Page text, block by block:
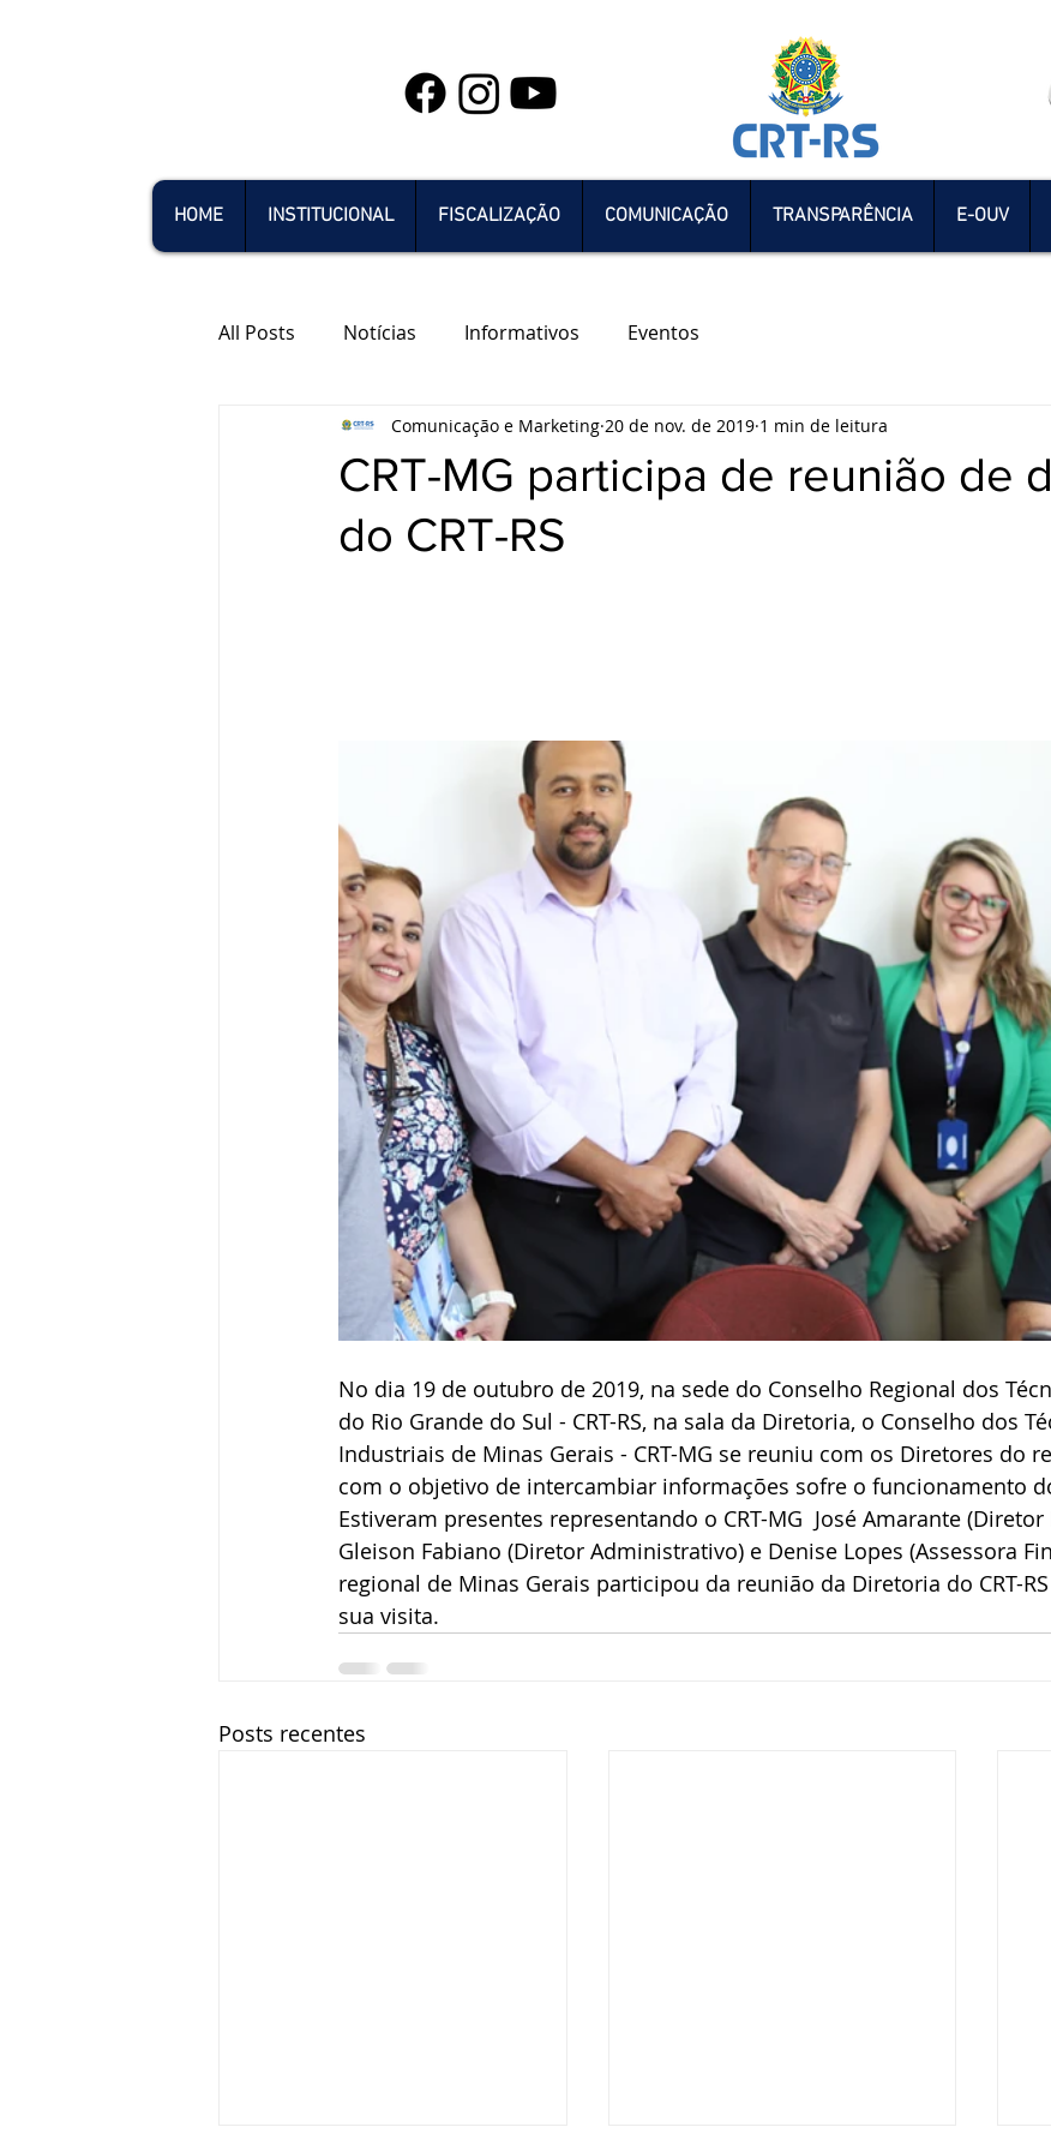
HOME INSTITUCIONAL FISCALIZAÇÃO COMUNICAÇÃO TRANSPARÊNCIA E-OUV
All Posts Notícias Informativos Eventos
CRT-MG participa de reunião de
do CRT-RS
Comunicação e Marketing 20 de nov. de 2019 1 min de leitura
No dia 19 de outubro de 2019, na sede do Conselho Regional dos
do Rio Grande do Sul - CRT-RS, na sala da Diretoria, o Conselho dos
Industriais de Minas Gerais - CRT-MG se reuniu com os Diretores do
com o objetivo de intercambiar informações sofre o funcionamento
Estiveram presentes representando o CRT-MG  José Amarante (Diretor
Gleison Fabiano (Diretor Administrativo) e Denise Lopes (Assessora
regional de Minas Gerais participou da reunião da Diretoria do CRT-
sua visita.
Posts recentes